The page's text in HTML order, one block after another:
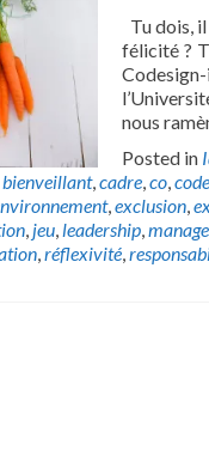
Tu dois,
félicité ?
nous
Posted in
bienveillant,cadre,co,
,exclusion,
, jeu, leadership,
,réflexivité,